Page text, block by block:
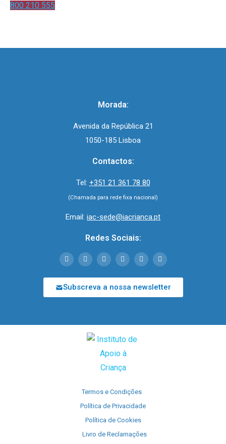
800 210 555
Morada:
Avenida da República 21
1050-185 Lisboa
Contactos:
Tel: +351 21 361 78 80
(Chamada para rede fixa nacional)
Email: iac-sede@iacrianca.pt
Redes Sociais:
Subscreva a nossa newsletter
Termos e Condições
Política de Privacidade
Política de Cookies
Livro de Reclamações